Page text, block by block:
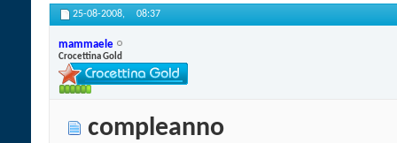
25-08-2008, 08:37
mammaele
Crocettina Gold
compleanno